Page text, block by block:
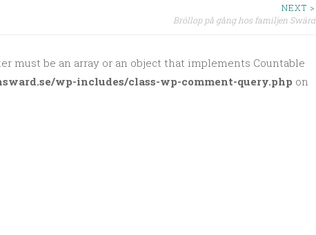
NEXT >
Bröllop på gång hos familjen Swärd
must be an array or an object that implements Countable
wp-includes/class-wp-comment-query.php on